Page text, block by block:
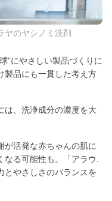
ヤのヤシノミ洗剤
”にやさしい製品づくりに
製品にも一貫した考え方
は、洗浄成分の濃度を大
が活発な赤ちゃんの肌に
る可能性も。「アラウ.
とやさしさのバランスを